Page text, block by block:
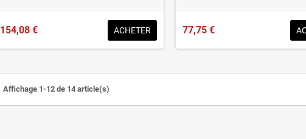
154,08 € ACHETER 77,75 €
Affichage 1-12 de 14 article(s)